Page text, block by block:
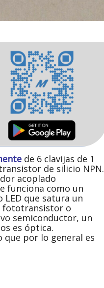
de 6 clavijas de 1
de silicio NPN.
acoplado
funciona como un
que satura un
fototransistor o
semiconductor, un
es óptica.
que por lo general es